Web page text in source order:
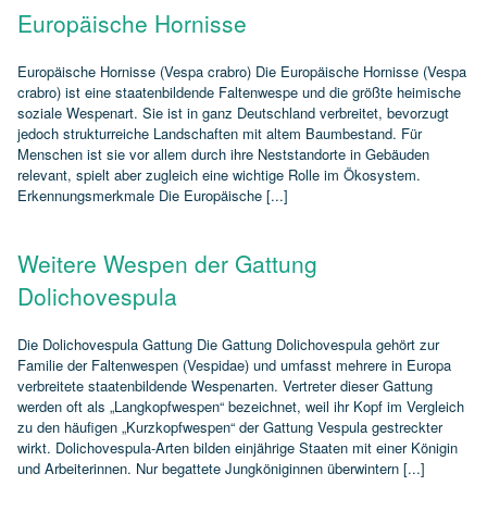
Europäische Hornisse
Europäische Hornisse (Vespa crabro) Die Europäische Hornisse (Vespa
crabro) ist eine staatenbildende Faltenwespe und die größte heimische
soziale Wespenart. Sie ist in ganz Deutschland verbreitet, bevorzugt
jedoch strukturreiche Landschaften mit altem Baumbestand. Für
Menschen ist sie vor allem durch ihre Neststandorte in Gebäuden
relevant, spielt aber zugleich eine wichtige Rolle im Ökosystem.
Erkennungsmerkmale Die Europäische [...]
Weitere Wespen der Gattung
Dolichovespula
Die Dolichovespula Gattung Die Gattung Dolichovespula gehört zur
Familie der Faltenwespen (Vespidae) und umfasst mehrere in Europa
verbreitete staatenbildende Wespenarten. Vertreter dieser Gattung
werden oft als „Langkopfwespen“ bezeichnet, weil ihr Kopf im Vergleich
zu den häufigen „Kurzkopfwespen“ der Gattung Vespula gestreckter
wirkt. Dolichovespula‑Arten bilden einjährige Staaten mit einer Königin
und Arbeiterinnen. Nur begattete Jungköniginnen überwintern [...]